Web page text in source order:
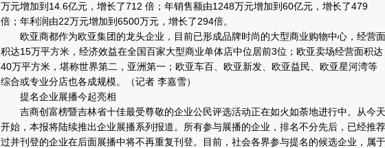
万元增加到14.6亿元，增长了712 倍；年销售额由1248万元增加到60亿元，增长了479
倍；年利润由22万元增加到6500万元，增长了294倍。
欧亚商都作为欧亚集团的龙头企业，目前已形成品牌时尚的大型商业购物中心，经营面
积达15万平方米，经济效益在全国百家大型商业单体店中位居前3位；欧亚卖场经营面积达
40万平方米，堪称世界第二，亚洲第一；欧亚车百、欧亚新发、欧亚益民、欧亚星河湾等
综合或专业分店也各成规模。（记者 李嘉雪）
提名企业展播今起亮相
吉商创富榜暨吉林省十佳最受尊敬的企业公民评选活动正在如火如荼地进行中。从今天
开始，本报将陆续推出企业展播系列报道。所有参与展播的企业，排名不分先后，已经推荐
过并刊登的企业在后面展播中将不再重复刊登。目前，社会各界参与提名的候选企业，属于